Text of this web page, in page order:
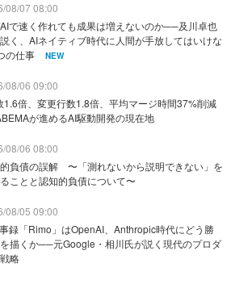
08/07 08:00
で速く作れても成果は増えないのか──及川卓也
く、AIネイティブ時代に人間が手放してはいけな
の仕事
NEW
08/06 09:00
1.6倍、変更行数1.8倍、平均マージ時間37%削減
が進めるAI駆動開発の現在地
08/06 08:00
負債の誤解 〜「測れないから説明できない」を
ことと認知的負債について〜
08/05 09:00
録「Rimo」はOpenAI、Anthropic時代にどう勝
描くか──元Google・相川氏が説く現代のプロダ
略